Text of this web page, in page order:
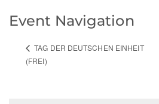
Event Navigation
TAG DER DEUTSCHEN EINHEIT
(FREI)